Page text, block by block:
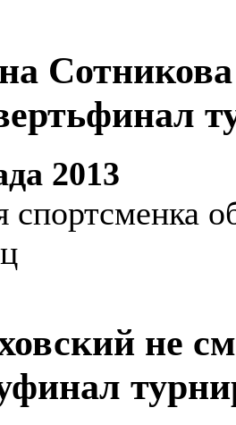
2013
спортсменка
не